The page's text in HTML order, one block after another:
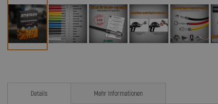
Details Mehr Informationen